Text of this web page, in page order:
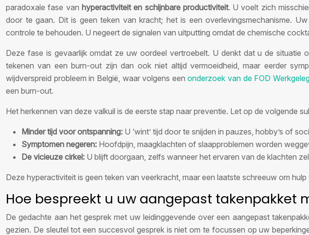
paradoxale fase van hyperactiviteit en schijnbare productiviteit. U voelt zich
door te gaan. Dit is geen teken van kracht; het is een overlevingsmechanisme.
controle te behouden. U negeert de signalen van uitputting omdat de chemische
Deze fase is gevaarlijk omdat ze uw oordeel vertroebelt. U denkt dat u de
tekenen van een burn-out zijn dan ook niet altijd vermoeidheid, maar eerder
wijdverspreid probleem in België, waar volgens eenonderzoek van de FOD
een burn-out.
Het herkennen van deze valkuil is de eerste stap naar preventie. Let op de volgende
Minder tijd voor ontspanning: U ‘wint’ tijd door te snijden in pauzes, hobby’s of
Symptomen negeren: Hoofdpijn, maagklachten of slaapproblemen worden
De vicieuze cirkel: U blijft doorgaan, zelfs wanneer het ervaren van de klachten
Deze hyperactiviteit is geen teken van veerkracht, maar een laatste schreeuw om
Hoe bespreekt u uw aangepast takenpakket
De gedachte aan het gesprek met uw leidinggevende over een aangepast
gezien. De sleutel tot een succesvol gesprek is niet om te focussen op uw